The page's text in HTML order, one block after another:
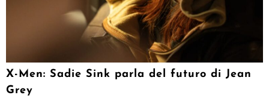
X-Men: Sadie Sink parla del futuro di Jean
Grey